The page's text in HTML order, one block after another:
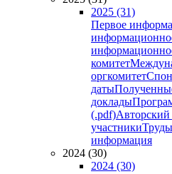
2025 (31)
Первое
комитет
оргкомитет
даты
доклады
(.pdf)Авторский
участникиТруды
информация
2024 (30)
2024 (30)